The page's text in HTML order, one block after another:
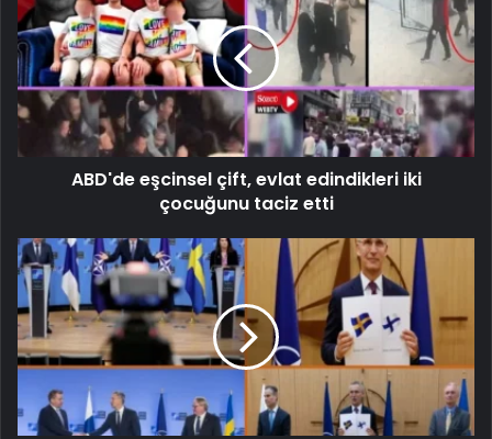
ABD'de eşcinsel çift, evlat edindikleri iki
çocuğunu taciz etti